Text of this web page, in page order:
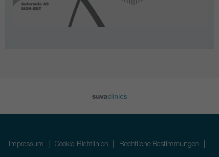
Impressum Cookie-Richtlinien Rechtliche Bestimmungen